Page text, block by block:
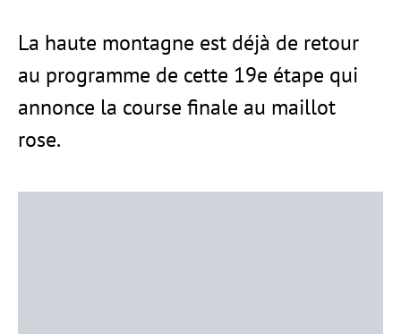
La haute montagne est déjà de retour
au programme de cette 19e étape qui
annonce la course finale au maillot
rose.